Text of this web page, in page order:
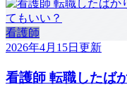
看護師
2026年4月15日 更新
看護師 転職したば